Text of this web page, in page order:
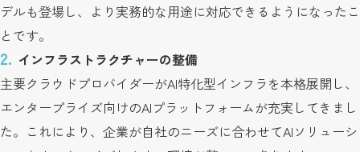
デルも登場し、より実務的な用途に対応できるようになったこ
とです。
インフラストラクチャーの整備
主要クラウドプロバイダーがAI特化型インフラを本格展開し、
エンタープライズ向けのAIプラットフォームが充実してきまし
た。これにより、企業が自社のニーズに合わせてAIソリューシ